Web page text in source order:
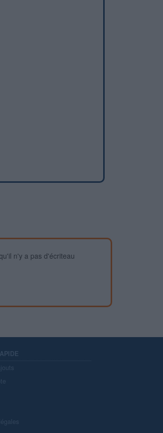
n'y a pas d'écriteau